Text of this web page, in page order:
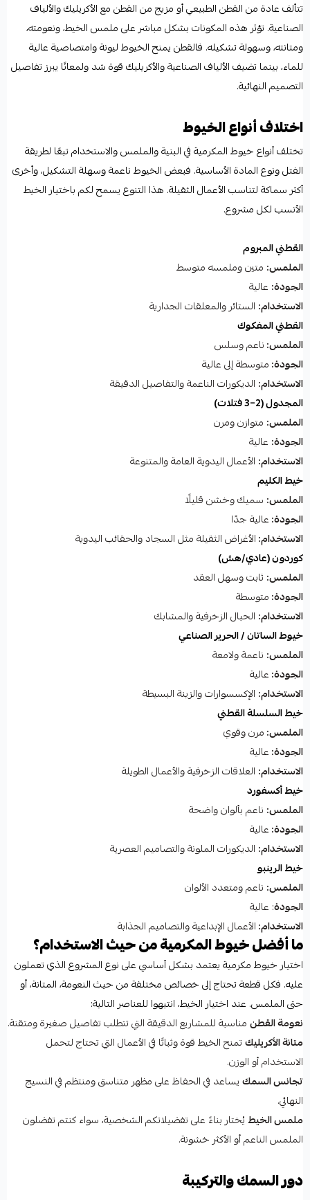
تتألف عادة من القطن الطبيعي أو مزيج من القطن مع الأكريليك والألياف
الصناعية. تؤثر هذه المكونات بشكل مباشر على ملمس الخيط، ونعومته،
ومتانته، وسهولة تشكيله. فالقطن يمنح الخيوط ليونة وامتصاصية عالية
للماء، بينما تضيف الألياف الصناعية والأكريليك قوة شد ولمعانًا يبرز تفاصيل
التصميم النهائية.
اختلاف أنواع الخيوط
تختلف أنواع خيوط المكرمية في البنية والملمس والاستخدام تبعًا لطريقة
الفتل ونوع المادة الأساسية. فبعض الخيوط ناعمة وسهلة التشكيل، وأخرى
أكثر سماكة لتناسب الأعمال الثقيلة. هذا التنوع يسمح لكم باختيار الخيط
الأنسب لكل مشروع.
القطني المبروم
الملمس: متين وملمسه متوسط
الجودة: عالية
الاستخدام: الستائر والمعلقات الجدارية
القطني المفكوك
الملمس:ناعم وسلس
الجودة:متوسطة إلى عالية
الاستخدام: الديكورات الناعمة والتفاصيل الدقيقة
المجدول (2–3 فتلات)
الملمس: متوازن ومرن
الجودة: عالية
الاستخدام: الأعمال اليدوية العامة والمتنوعة
خيط الكليم
الملمس: سميك وخشن قليلًا
الجودة:عالية جدًا
الاستخدام:الأغراض الثقيلة مثل السجاد والحقائب اليدوية
كوردون (عادي/هش)
الملمس: ثابت وسهل العقد
الجودة:متوسطة
الاستخدام: الحبال الزخرفية والمشابك
خيوط الساتان / الحرير الصناعي
الملمس: ناعمة ولامعة
الجودة:عالية
الاستخدام: الإكسسوارات والزينة البسيطة
خيط السلسلة القطني
الملمس:مرن وقوي
الجودة:عالية
الاستخدام: العلاقات الزخرفية والأعمال الطويلة
خيط أكسفورد
الملمس: ناعم بألوان واضحة
الجودة:عالية
الاستخدام: الديكورات الملونة والتصاميم العصرية
خيط الرينبو
الملمس: ناعم ومتعدد الألوان
الجودة: عالية
الاستخدام:الأعمال الإبداعية والتصاميم الجذابة
ما أفضل خيوط المكرمية من حيث الاستخدام؟
اختيار خيوط مكرمية يعتمد بشكل أساسي على نوع المشروع الذي تعملون
عليه. فكل قطعة تحتاج إلى خصائص مختلفة من حيث النعومة، المتانة، أو
حتى الملمس. عند اختيار الخيط، انتبهوا للعناصر التالية:
نعومة القطنمناسبة للمشاريع الدقيقة التي تتطلب تفاصيل صغيرة ومتقنة.
متانة الأكريليكتمنح الخيط قوة وثباتًا في الأعمال التي تحتاج لتحمل
الاستخدام أو الوزن.
تجانس السمكيساعد في الحفاظ على مظهر متناسق ومنتظم في النسيج
النهائي.
ملمس الخيط يُختار بناءً على تفضيلاتكم الشخصية، سواء كنتم تفضلون
الملمس الناعم أو الأكثر خشونة.
دور السمك والتركيبة